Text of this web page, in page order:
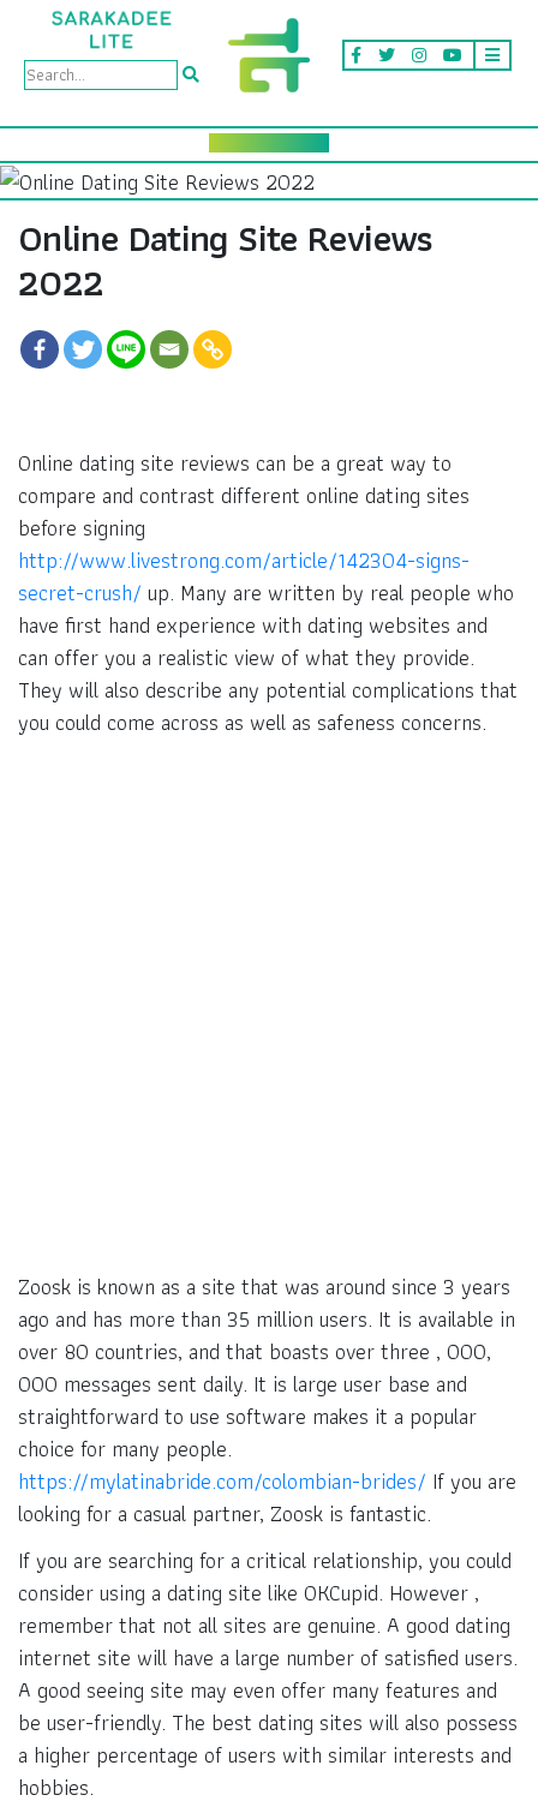
Online Dating Site Reviews
2022
Online dating site reviews can be a great way to
compare and contrast different online dating sites
before signing
http://www.livestrong.com/article/142304-signs-
secret-crush/ up. Many are written by real people who
have first hand experience with dating websites and
can offer you a realistic view of what they provide.
They will also describe any potential complications that
you could come across as well as safeness concerns.
Zoosk is known as a site that was around since 3 years
ago and has more than 35 million users. It is available in
over 80 countries, and that boasts over three , 000,
000 messages sent daily. It is large user base and
straightforward to use software makes it a popular
choice for many people.
https://mylatinabride.com/colombian-brides/ If you are
looking for a casual partner, Zoosk is fantastic.
If you are searching for a critical relationship, you could
consider using a dating site like OKCupid. However ,
remember that not all sites are genuine. A good dating
internet site will have a large number of satisfied users.
A good seeing site may even offer many features and
be user-friendly. The best dating sites will also possess
a higher percentage of users with similar interests and
hobbies.